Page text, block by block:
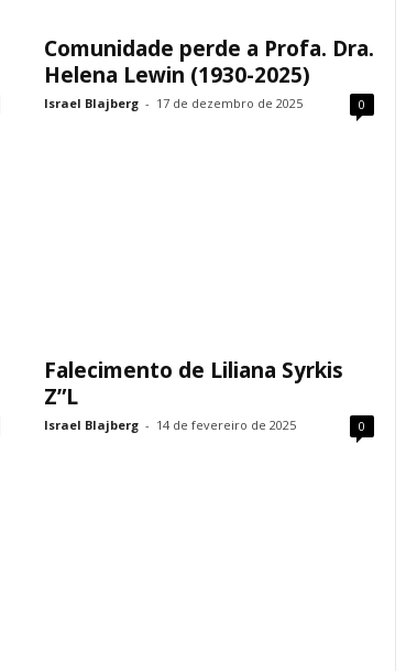
Comunidade perde a Profa. Dra.
Helena Lewin (1930-2025)
Israel Blajberg - 17 de dezembro de 2025 0
Falecimento de Liliana Syrkis
Z”L
Israel Blajberg - 14 de fevereiro de 2025 0